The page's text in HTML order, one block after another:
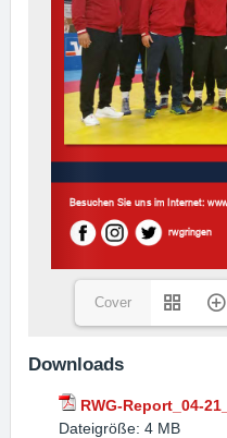
Cover
Downloads
RWG-Report_04-
Dateigröße: 4 MB